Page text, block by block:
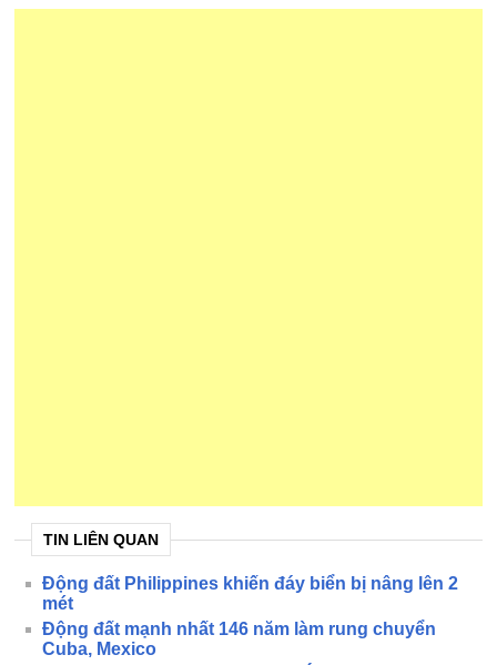
TIN LIÊN QUAN
Động đất Philippines khiến đáy biển bị nâng lên 2
mét
Động đất mạnh nhất 146 năm làm rung chuyển
Cuba, Mexico